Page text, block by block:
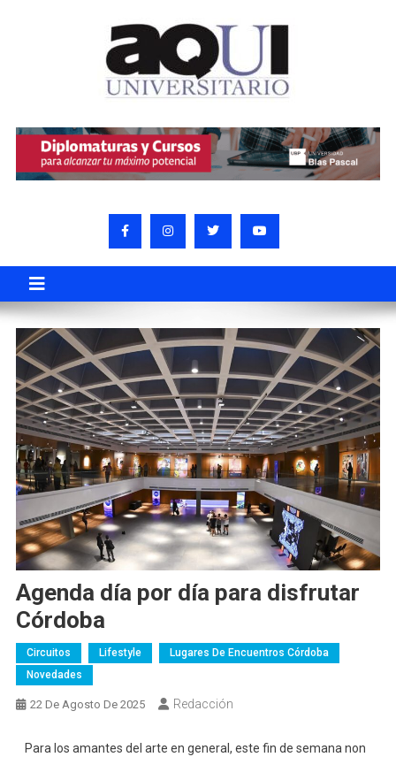
Agenda día por día para disfrutar
Córdoba
Circuitos Lifestyle
Lugares De Encuentros Córdoba
Novedades
22 De Agosto De 2025 Redacción
Para los amantes del arte en general, este fin de semana non